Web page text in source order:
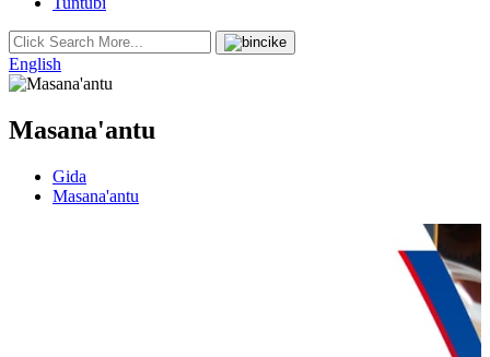
English
Masana'antu
Gida
Masana'antu